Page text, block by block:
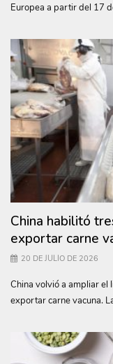
Europea a partir del 17
China habilitó
exportar carne
20 DE JULIO DE 2026
China volvió a ampliar el
exportar carne vacuna.